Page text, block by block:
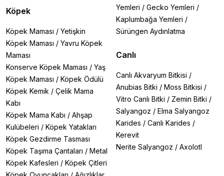
Köpek
Köpek Maması / Yetişkin
Köpek Maması / Yavru Köpek
Maması
Konserve Köpek Maması / Yaş
Köpek Maması / Köpek Ödülü
Köpek Kemik / Çelik Mama
Kabı
Köpek Mama Kabı / Ahşap
Kulübeleri / Köpek Yatakları
Köpek Gezdirme Tasması
Köpek Taşıma Çantaları / Metal
Köpek Kafesleri / Köpek Çitleri
Yemleri / Gecko Yemleri /
Kaplumbağa Yemleri /
Sürüngen Aydınlatma
Canlı
Canlı Akvaryum Bitkisi /
Anubias Bitki / Moss Bitkisi /
Vitro Canlı Bitki / Zemin Bitki /
Salyangoz / Elma Salyangoz
Karides / Canlı Karides /
Kerevit
Nerite Salyangoz / Axolotl